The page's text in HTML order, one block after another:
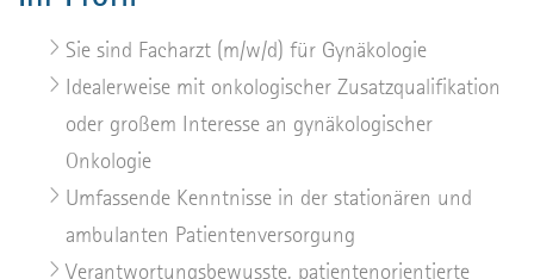
Sie sind Facharzt (m/w/d) für Gynäkologie
Idealerweise mit onkologischer Zusatzqualifikation
oder großem Interesse an gynäkologischer
Onkologie
Umfassende Kenntnisse in der stationären und
ambulanten Patientenversorgung
Verantwortungsbewusste, patientenorientierte